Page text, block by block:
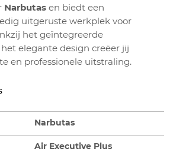
Narbutas en biedt een
uitgeruste werkplek voor
het geïntegreerde
elegante design creëer jij
en professionele uitstraling.
Narbutas
Air Executive Plus